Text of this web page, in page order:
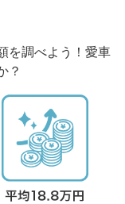
を調べよう！愛車
？